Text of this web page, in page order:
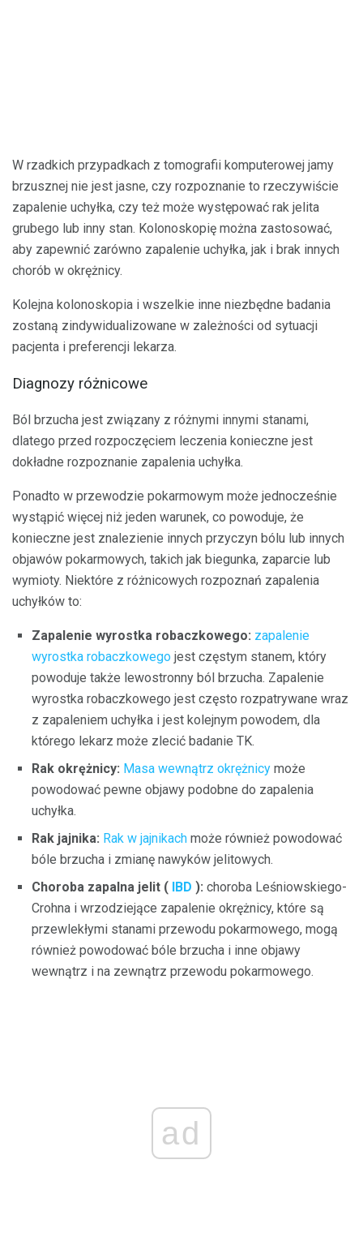
W rzadkich przypadkach z tomografii komputerowej jamy
brzusznej nie jest jasne, czy rozpoznanie to rzeczywiście
zapalenie uchyłka, czy też może występować rak jelita
grubego lub inny stan. Kolonoskopię można zastosować,
aby zapewnić zarówno zapalenie uchyłka, jak i brak innych
chorób w okrężnicy.
Kolejna kolonoskopia i wszelkie inne niezbędne badania
zostaną zindywidualizowane w zależności od sytuacji
pacjenta i preferencji lekarza.
Diagnozy różnicowe
Ból brzucha jest związany z różnymi innymi stanami,
dlatego przed rozpoczęciem leczenia konieczne jest
dokładne rozpoznanie zapalenia uchyłka.
Ponadto w przewodzie pokarmowym może jednocześnie
wystąpić więcej niż jeden warunek, co powoduje, że
konieczne jest znalezienie innych przyczyn bólu lub innych
objawów pokarmowych, takich jak biegunka, zaparcie lub
wymioty. Niektóre z różnicowych rozpoznań zapalenia
uchyłków to:
Zapalenie wyrostka robaczkowego: zapalenie
wyrostka robaczkowego jest częstym stanem, który
powoduje także lewostronny ból brzucha. Zapalenie
wyrostka robaczkowego jest często rozpatrywane wraz
z zapaleniem uchyłka i jest kolejnym powodem, dla
którego lekarz może zlecić badanie TK.
Rak okrężnicy: Masa wewnątrz okrężnicy może
powodować pewne objawy podobne do zapalenia
uchyłka.
Rak jajnika: Rak w jajnikach może również powodować
bóle brzucha i zmianę nawyków jelitowych.
Choroba zapalna jelit ( IBD ): choroba Leśniowskiego-
Crohna i wrzodziejące zapalenie okrężnicy, które są
przewlekłymi stanami przewodu pokarmowego, mogą
również powodować bóle brzucha i inne objawy
wewnątrz i na zewnątrz przewodu pokarmowego.
ad